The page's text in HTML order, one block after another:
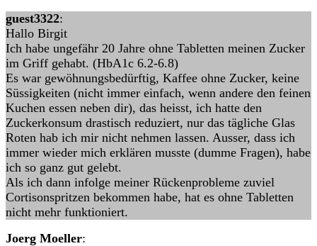
guest3322:
Hallo Birgit
Ich habe ungefähr 20 Jahre ohne Tabletten meinen Zucker
im Griff gehabt. (HbA1c 6.2-6.8)
Es war gewöhnungsbedürftig, Kaffee ohne Zucker, keine
Süssigkeiten (nicht immer einfach, wenn andere den feinen
Kuchen essen neben dir), das heisst, ich hatte den
Zuckerkonsum drastisch reduziert, nur das tägliche Glas
Roten hab ich mir nicht nehmen lassen. Ausser, dass ich
immer wieder mich erklären musste (dumme Fragen), habe
ich so ganz gut gelebt.
Als ich dann infolge meiner Rückenprobleme zuviel
Cortisonspritzen bekommen habe, hat es ohne Tabletten
nicht mehr funktioniert.
Joerg Moeller: